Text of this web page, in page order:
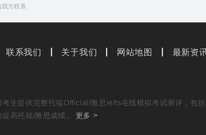
我方联系
联系我们 关于我们 网站地图 最新资
生提供完整托福Official/雅思ielts在线模拟考试测评，
高托福/雅思成绩。 更多 >